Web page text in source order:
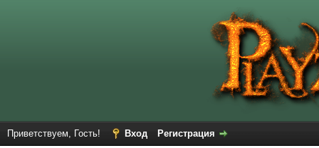
Приветствуем, Гость! Вход Регистрация